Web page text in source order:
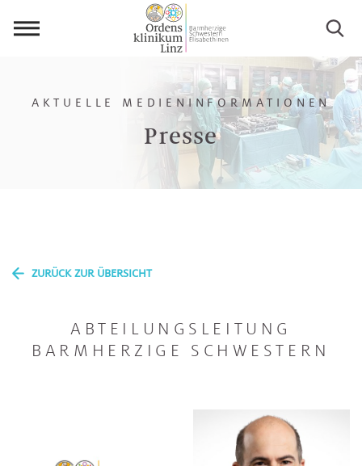
Presse
AKTUELLE MEDIENINFORMATIONEN
ZURÜCK ZUR ÜBERSICHT
ABTEILUNGSLEITUNG
BARMHERZIGE SCHWESTERN